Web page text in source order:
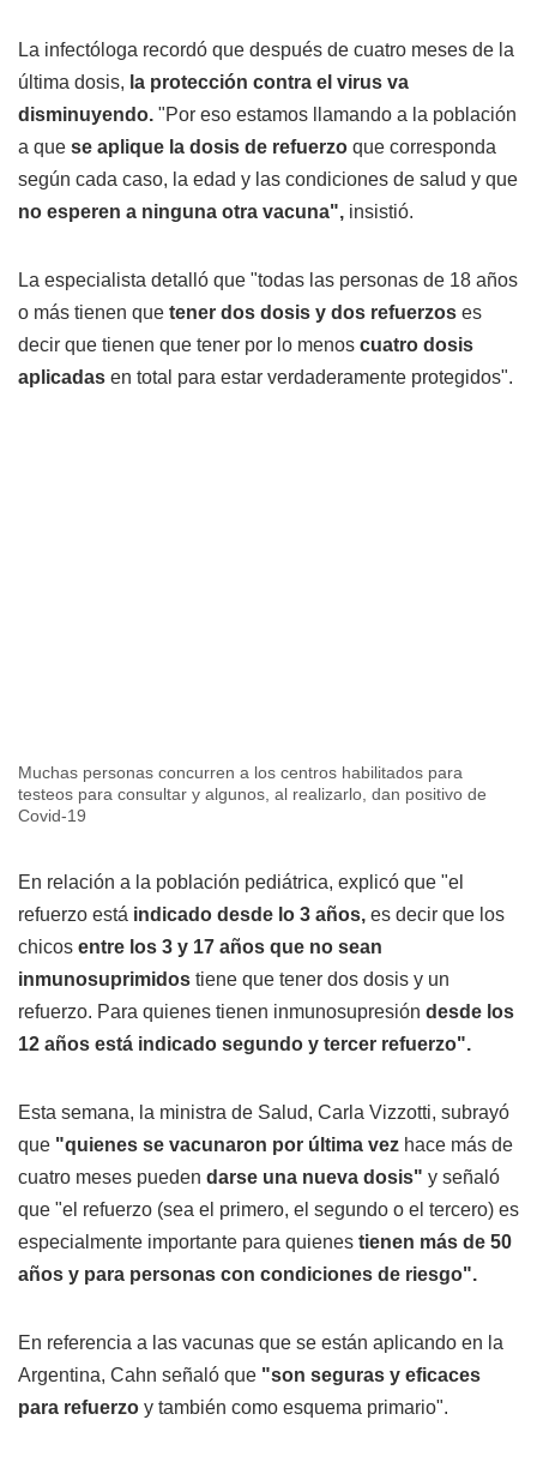
La infectóloga recordó que después de cuatro meses de la
última dosis, la protección contra el virus va
disminuyendo. "Por eso estamos llamando a la población
a que se aplique la dosis de refuerzo que corresponda
según cada caso, la edad y las condiciones de salud y que
no esperen a ninguna otra vacuna", insistió.
La especialista detalló que "todas las personas de 18 años
o más tienen que tener dos dosis y dos refuerzos es
decir que tienen que tener por lo menos cuatro dosis
aplicadas en total para estar verdaderamente protegidos".
Muchas personas concurren a los centros habilitados para
testeos para consultar y algunos, al realizarlo, dan positivo de
Covid-19
En relación a la población pediátrica, explicó que "el
refuerzo está indicado desde lo 3 años, es decir que los
chicos entre los 3 y 17 años que no sean
inmunosuprimidos tiene que tener dos dosis y un
refuerzo. Para quienes tienen inmunosupresión desde los
12 años está indicado segundo y tercer refuerzo".
Esta semana, la ministra de Salud, Carla Vizzotti, subrayó
que "quienes se vacunaron por última vez hace más de
cuatro meses pueden darse una nueva dosis" y señaló
que "el refuerzo (sea el primero, el segundo o el tercero) es
especialmente importante para quienes tienen más de 50
años y para personas con condiciones de riesgo".
En referencia a las vacunas que se están aplicando en la
Argentina, Cahn señaló que "son seguras y eficaces
para refuerzo y también como esquema primario".